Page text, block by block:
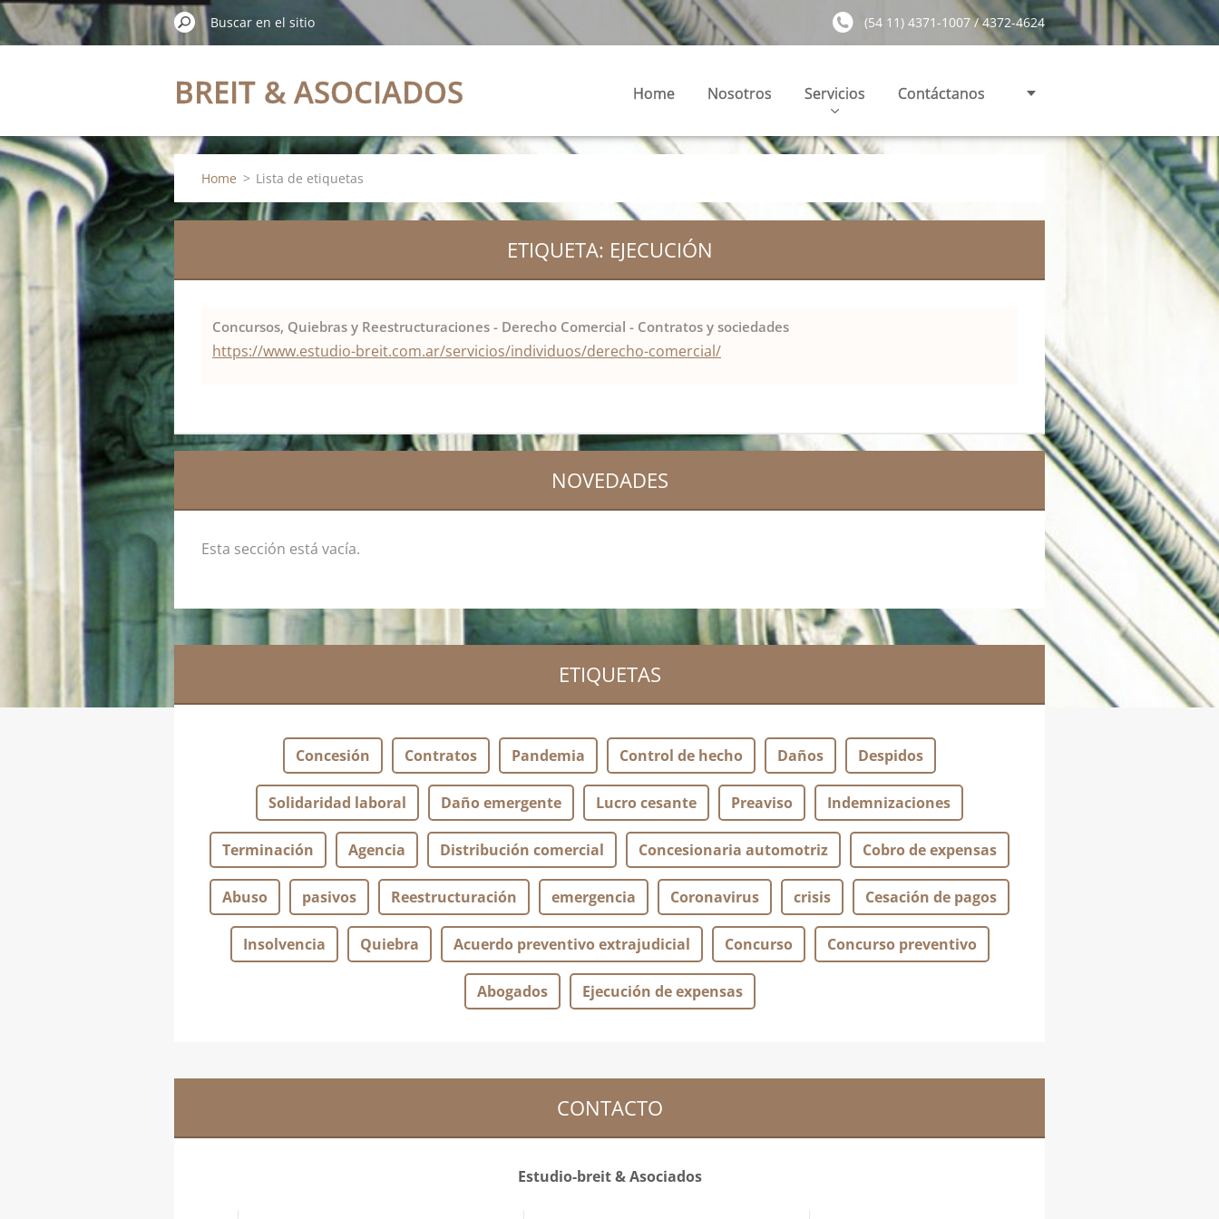
(54 11) 4371-1007 / 4372-4624
BREIT & ASOCIADOS Home Nosotros Servicios Contáctanos
Home > Lista de etiquetas
ETIQUETA: EJECUCIÓN
Concursos, Quiebras y Reestructuraciones - Derecho Comercial - Contratos y sociedades
https://www.estudio-breit.com.ar/servicios/individuos/derecho-comercial/
NOVEDADES
Esta sección está vacía.
ETIQUETAS
Concesión Contratos Pandemia Control de hecho Daños Despidos
Solidaridad laboral Daño emergente Lucro cesante Preaviso Indemnizaciones
Terminación Agencia Distribución comercial Concesionaria automotriz Cobro de expensas
Abuso pasivos Reestructuración emergencia Coronavirus crisis Cesación de pagos
Insolvencia Quiebra Acuerdo preventivo extrajudicial Concurso Concurso preventivo
Abogados Ejecución de expensas
CONTACTO
Estudio-breit & Asociados